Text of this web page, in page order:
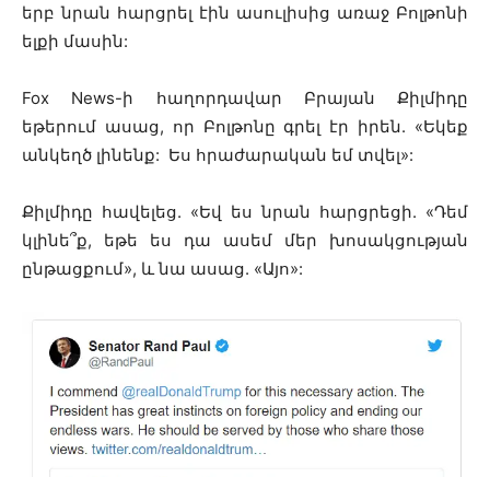
երբ նրան հարցրել էին ասուլիսից առաջ Բոլթոնի
ելքի մասին:
Fox News-ի հաղորդավար Բրայան Քիլմիդը
եթերում ասաց, որ Բոլթոնը գրել էր իրեն. «Եկեք
անկեղծ լինենք: Ես հրաժարական եմ տվել»:
Քիլմիդը հավելեց. «Եվ ես նրան հարցրեցի. «Դեմ
կլինե՞ք, եթե ես դա ասեմ մեր խոսակցության
ընթացքում», և նա ասաց. «Այո»: